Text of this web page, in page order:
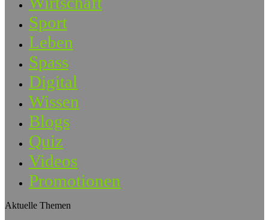
Sport
Leben
Spass
Digital
Wissen
Blogs
Quiz
Videos
Promotionen
Aktuelle Themen